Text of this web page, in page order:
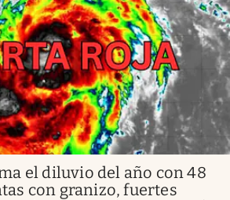
el diluvio del año con 48
con granizo, fuertes